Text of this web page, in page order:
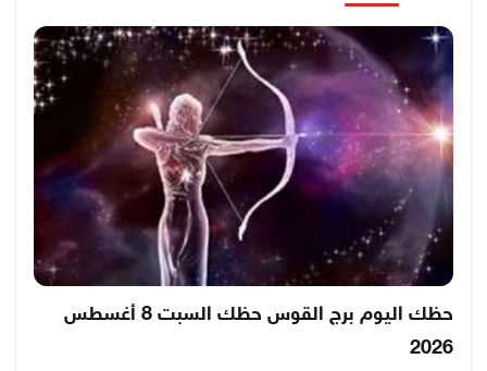
حظك اليوم برج القوس حظك السبت 8 أغسطس
2026